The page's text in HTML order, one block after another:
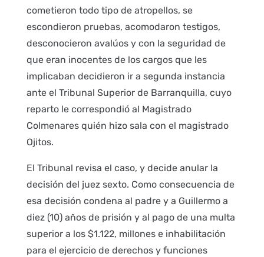
cometieron todo tipo de atropellos, se
escondieron pruebas, acomodaron testigos,
desconocieron avalúos y con la seguridad de
que eran inocentes de los cargos que les
implicaban decidieron ir a segunda instancia
ante el Tribunal Superior de Barranquilla, cuyo
reparto le correspondió al Magistrado
Colmenares quién hizo sala con el magistrado
Ojitos.
El Tribunal revisa el caso, y decide anular la
decisión del juez sexto. Como consecuencia de
esa decisión condena al padre y a Guillermo a
diez (10) años de prisión y al pago de una multa
superior a los $1.122, millones e inhabilitación
para el ejercicio de derechos y funciones